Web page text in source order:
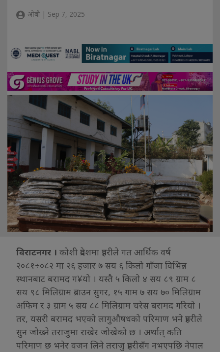
ओबी | Sep 7, 2025
विराटनगर । कोशी प्रदेशमा प्रहरीले गत आर्थिक वर्ष
२०८१÷०८२ मा २६ हजार ७ सय ६ किलो गाँजा विभिन्न
स्थानबाट बरामद ग¥यो । यस्तै ५ किलो ४ सय ८९ ग्राम ८
सय ९८ मिलिग्राम ब्राउन सुगर, १५ गाम ७ सय ७० मिलिग्राम
अफिम र ३ ग्राम ५ सय ८८ मिलिग्राम चरेस बरामद गरियो ।
तर, यसरी बरामद भएको लागुऔषधको परिमाण भने प्रहरीले
सुन जोख्ने तराजुमा राखेर जोखेको छ । अर्थात् कति
परिमाण छ भनेर वजन लिने तराजु प्रहरीसँग नभएपछि नेपाल